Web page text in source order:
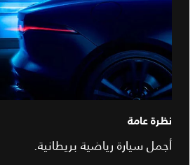
نظرة عامة
أجمل سيارة رياضية بريطانية.